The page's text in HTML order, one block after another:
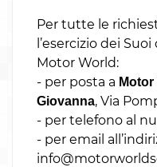
Per tutte le
l’esercizio dei
Motor World:
- per posta a
Giovanna, Via
- per telefono al
- per email